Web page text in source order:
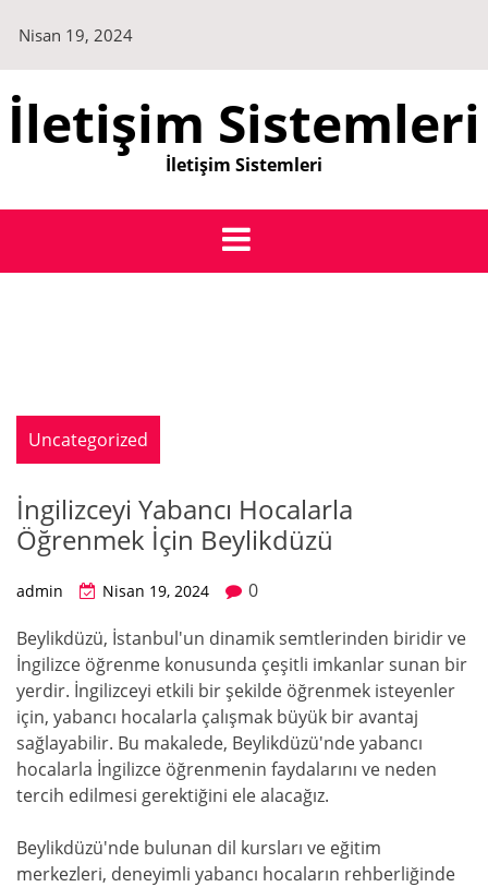
content
Nisan 19, 2024
İletişim Sistemleri
İletişim Sistemleri
Uncategorized
İngilizceyi Yabancı Hocalarla
Öğrenmek İçin Beylikdüzü
admin Nisan 19, 2024
0
Beylikdüzü, İstanbul'un dinamik semtlerinden biridir ve
İngilizce öğrenme konusunda çeşitli imkanlar sunan bir
yerdir. İngilizceyi etkili bir şekilde öğrenmek isteyenler
için, yabancı hocalarla çalışmak büyük bir avantaj
sağlayabilir. Bu makalede, Beylikdüzü'nde yabancı
hocalarla İngilizce öğrenmenin faydalarını ve neden
tercih edilmesi gerektiğini ele alacağız.
Beylikdüzü'nde bulunan dil kursları ve eğitim
merkezleri, deneyimli yabancı hocaların rehberliğinde